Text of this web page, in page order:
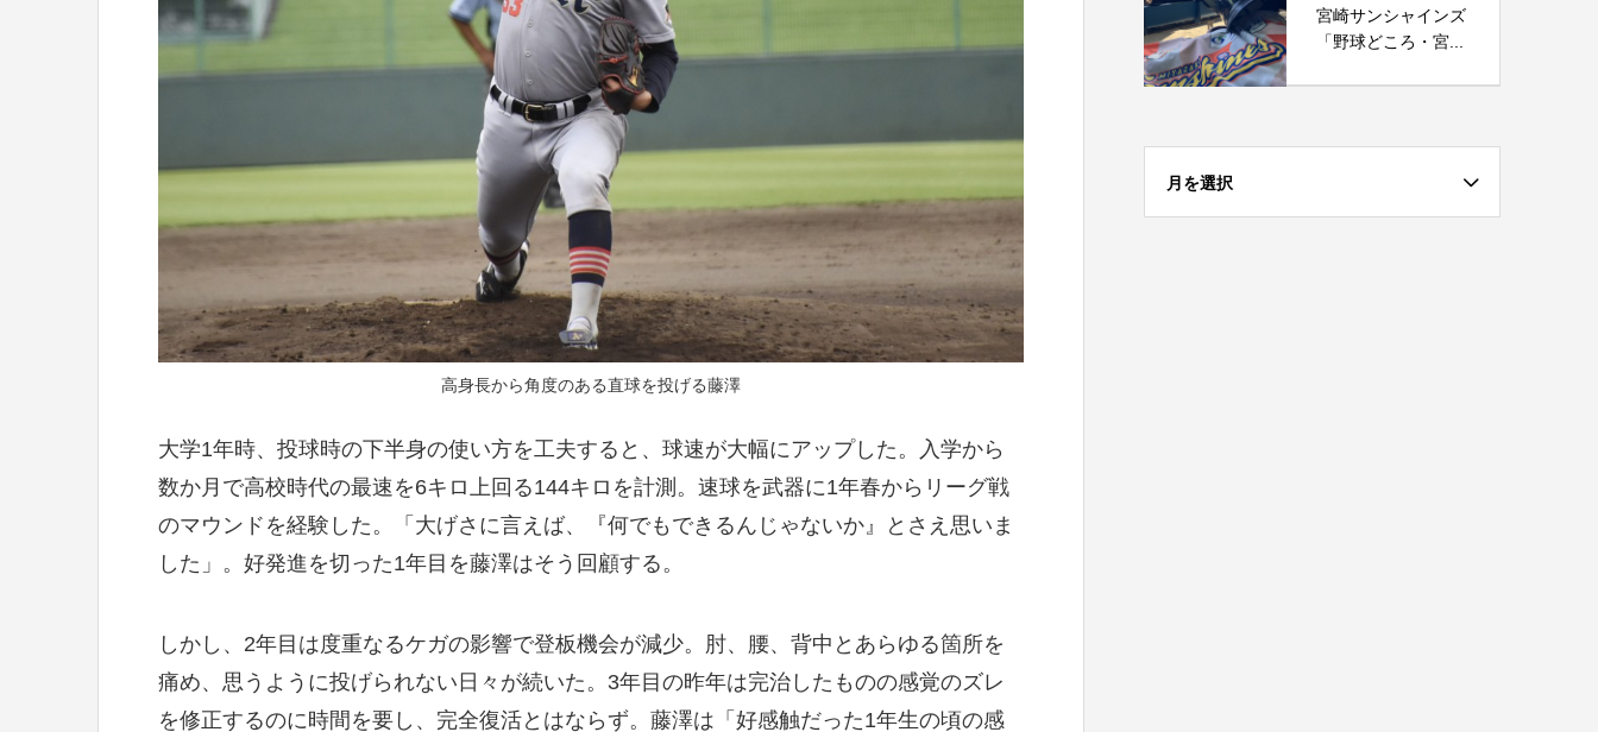
高身長から角度のある直球を投げる藤澤
大学1年時、投球時の下半身の使い方を工夫すると、球速が大幅にアップした。入学から
数か月で高校時代の最速を6キロ上回る144キロを計測。速球を武器に1年春からリーグ戦
のマウンドを経験した。「大げさに言えば、『何でもできるんじゃないか』とさえ思いま
した」。好発進を切った1年目を藤澤はそう回顧する。
しかし、2年目は度重なるケガの影響で登板機会が減少。肘、腰、背中とあらゆる箇所を
痛め、思うように投げられない日々が続いた。3年目の昨年は完治したものの感覚のズレ
を修正するのに時間を要し、完全復活とはならず。藤澤は「好感触だった1年生の頃の感
宮崎サンシャインズ
「野球どころ・宮...
月を選択